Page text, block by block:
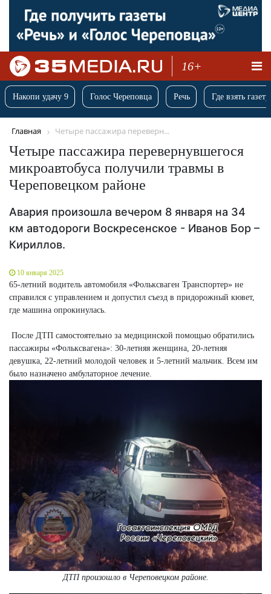
16+
Накопи удачу 9 Голос Череповца Речь Где взять
Главная Четыре пассажира переверн...
Четыре пассажира перевернувшегося
микроавтобуса получили травмы в
Череповецком районе
Авария произошла вечером 8 января на 34
км автодороги Воскресенское - Иванов Бор –
Кириллов.
10 января 2025
65-летний водитель автомобиля «Фольксваген Транспортер» не
справился с управлением и допустил съезд в придорожный кювет,
где машина опрокинулась.
После ДТП самостоятельно за медицинской помощью обратились
пассажиры «Фольксвагена»: 30-летняя женщина, 20-летняя
девушка, 22-летний молодой человек и 5-летний мальчик. Всем им
было назначено амбулаторное лечение.
ДТП произошло в Череповецком районе.